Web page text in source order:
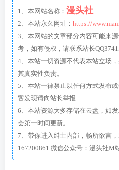
1、本网站名称： 漫头社
2、本站永久网址： https://
3、本网站的文章部分内容可能来
考，如有侵权，请联系站长
4、本站一切资源不代表本站立场
其真实性负责。
5、本站一律禁止以任何方式发布
客发现请向站长举报
6、本站资源大多存储在云盘，如
会第一时间更新。
7、带你进入绅士内部，畅所欲言
167200861 微信公众号：漫头社M